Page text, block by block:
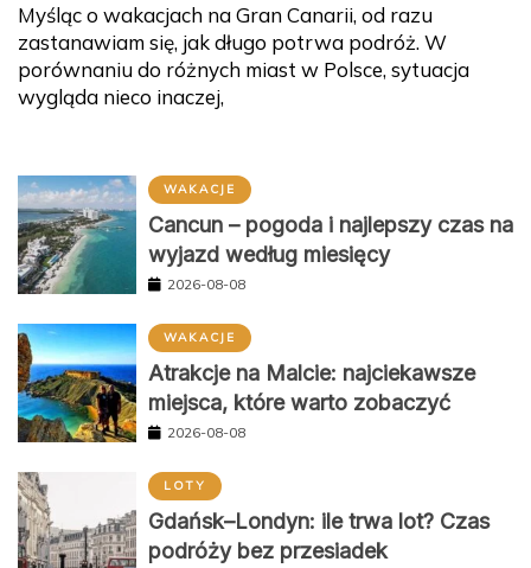
Myśląc o wakacjach na Gran Canarii, od razu
zastanawiam się, jak długo potrwa podróż. W
porównaniu do różnych miast w Polsce, sytuacja
wygląda nieco inaczej,
WAKACJE
Cancun – pogoda i najlepszy czas na
wyjazd według miesięcy
2026-08-08
WAKACJE
Atrakcje na Malcie: najciekawsze
miejsca, które warto zobaczyć
2026-08-08
LOTY
Gdańsk–Londyn: ile trwa lot? Czas
podróży bez przesiadek